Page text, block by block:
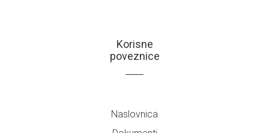
Korisne
poveznice
Naslovnica